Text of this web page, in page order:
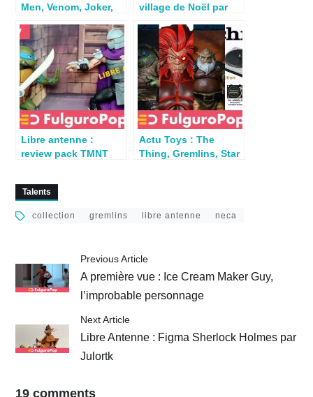
Men, Venom, Joker,
village de Noël par
Libre antenne :
review pack TMNT
Lupo Major
Actu Toys : The
Thing, Gremlins, Star
Talents
collection gremlins libre antenne neca
Previous Article
A première vue : Ice Cream Maker Guy,
l’improbable personnage
Next Article
Libre Antenne : Figma Sherlock Holmes par
Julortk
19 comments